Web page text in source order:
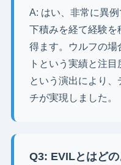
A: はい、非常に異
下積みを経て経験を
得ます。ウルフの場
トという実績と注
という演出により
チが実現しました。
Q3: EVILとはど